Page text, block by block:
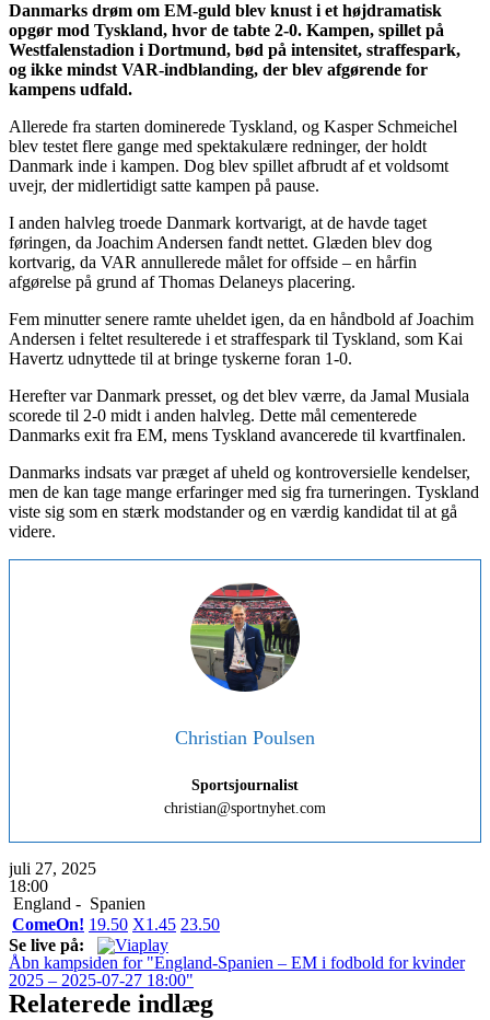
Danmarks drøm om EM-guld blev knust i et højdramatisk
opgør mod Tyskland, hvor de tabte 2-0. Kampen, spillet på
Westfalenstadion i Dortmund, bød på intensitet, straffespark,
og ikke mindst VAR-indblanding, der blev afgørende for
kampens udfald.
Allerede fra starten dominerede Tyskland, og Kasper Schmeichel
blev testet flere gange med spektakulære redninger, der holdt
Danmark inde i kampen. Dog blev spillet afbrudt af et voldsomt
uvejr, der midlertidigt satte kampen på pause.
I anden halvleg troede Danmark kortvarigt, at de havde taget
føringen, da Joachim Andersen fandt nettet. Glæden blev dog
kortvarig, da VAR annullerede målet for offside – en hårfin
afgørelse på grund af Thomas Delaneys placering.
Fem minutter senere ramte uheldet igen, da en håndbold af Joachim
Andersen i feltet resulterede i et straffespark til Tyskland, som Kai
Havertz udnyttede til at bringe tyskerne foran 1-0.
Herefter var Danmark presset, og det blev værre, da Jamal Musiala
scorede til 2-0 midt i anden halvleg. Dette mål cementerede
Danmarks exit fra EM, mens Tyskland avancerede til kvartfinalen.
Danmarks indsats var præget af uheld og kontroversielle kendelser,
men de kan tage mange erfaringer med sig fra turneringen. Tyskland
viste sig som en stærk modstander og en værdig kandidat til at gå
videre.
Christian Poulsen
Sportsjournalist
christian@sportnyhet.com
juli 27, 2025
18:00
England - Spanien
ComeOn! 19.50 X1.45 23.50
Se live på:
Åbn kampsiden for "England-Spanien – EM i fodbold for kvinder
2025 – 2025-07-27 18:00"
Relaterede indlæg